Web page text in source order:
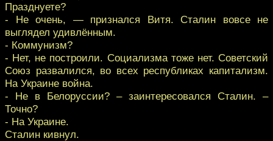
Празднуете?
- Не очень, — признался Витя. Сталин вовсе не
выглядел удивлённым.
- Коммунизм?
- Нет, не построили. Социализма тоже нет. Советский
Союз развалился, во всех республиках капитализм.
На Украине война.
- Не в Белоруссии? – заинтересовался Сталин. –
Точно?
- На Украине.
Сталин кивнул.